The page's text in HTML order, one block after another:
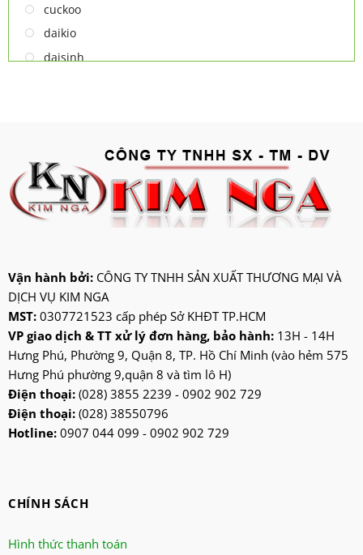
cuckoo
daikio
daisinh
ifan
jatec
jiplai
kangaroo
kangen
kdk
ktp
lifan
Mitsubishi
nanoco
ninosun
oulai
Panasonic
Vận hành bởi: CÔNG TY TNHH SẢN XUẤT THƯƠNG MẠI VÀ
DỊCH VỤ KIM NGA
MST: 0307721523 cấp phép Sở KHĐT TP.HCM
VP giao dịch & TT xử lý đơn hàng, bảo hành:13H - 14H
Hưng Phú, Phường 9, Quận 8, TP. Hồ Chí Minh (vào hẻm 575
Hưng Phú phường 9,quận 8 và tìm lô H)
Điện thoại: (028) 3855 2239 - 0902 902 729
Điện thoại: (028) 38550796
Hotline:0907 044 099 - 0902 902 729
CHÍNH SÁCH
Hình thức thanh toán